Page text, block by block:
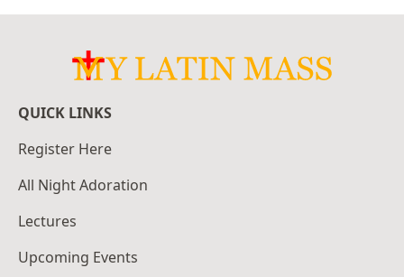
QUICK LINKS
Register Here
All Night Adoration
Lectures
Upcoming Events